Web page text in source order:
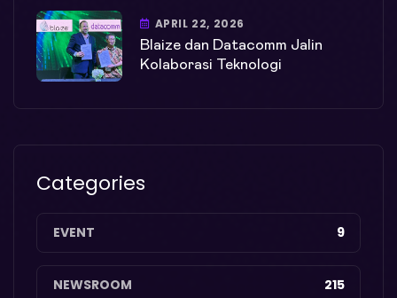
APRIL 22, 2026
Blaize dan Datacomm Jalin
Kolaborasi Teknologi
Categories
EVENT 9
NEWSROOM 215